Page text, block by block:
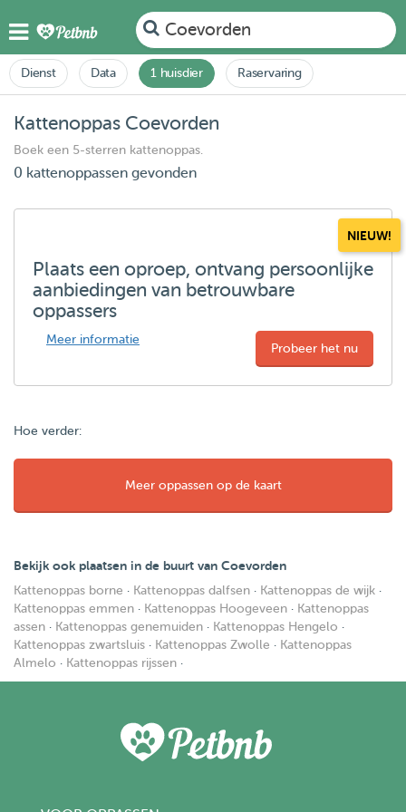
Coevorden
Dienst Data 1 huisdier Raservaring
Kattenoppas Coevorden
Boek een 5-sterren kattenoppas.
0 kattenoppassen gevonden
NIEUW!
Plaats een oproep, ontvang persoonlijke
aanbiedingen van betrouwbare
oppassers
Meer informatie
Probeer het nu
Hoe verder:
Meer oppassen op de kaart
Bekijk ook plaatsen in de buurt van Coevorden
Kattenoppas borne · Kattenoppas dalfsen · Kattenoppas de wijk ·
Kattenoppas emmen · Kattenoppas Hoogeveen · Kattenoppas
assen · Kattenoppas genemuiden · Kattenoppas Hengelo ·
Kattenoppas zwartsluis · Kattenoppas Zwolle · Kattenoppas
Almelo · Kattenoppas rijssen ·